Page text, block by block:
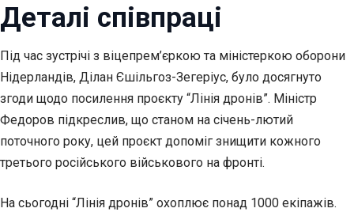
Деталі співпраці
Під час зустрічі з віцепрем’єркою та міністеркою оборони
Нідерландів, Ділан Єшільгоз-Зегеріус, було досягнуто
згоди щодо посилення проєкту “Лінія дронів”. Міністр
Федоров підкреслив, що станом на січень-лютий
поточного року, цей проєкт допоміг знищити кожного
третього російського військового на фронті.
На сьогодні “Лінія дронів” охоплює понад 1000 екіпажів.